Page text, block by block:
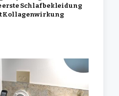
erste Schlafbekleidung
Kollagenwirkung